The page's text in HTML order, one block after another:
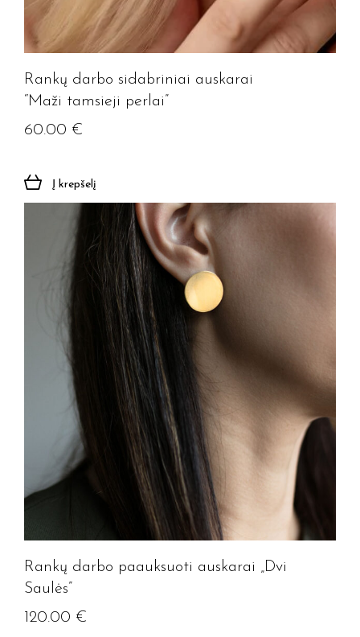
Rankų darbo sidabriniai auskarai
“Maži tamsieji perlai”
60.00 €
Į krepšelį
Rankų darbo paauksuoti auskarai „Dvi
Saulės”
120.00 €